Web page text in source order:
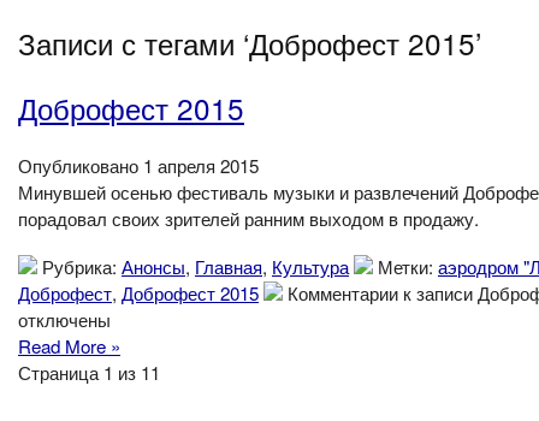
Записи с тегами ‘Доброфест 2015’
Доброфест 2015
Опубликовано 1 апреля 2015
Минувшей осенью фестиваль музыки и развлечений
порадовал своих зрителей ранним выходом в продажу.
Рубрика: Анонсы, Главная, Культура Метки: аэродром
Доброфест, Доброфест 2015 Комментарии к записи
отключены
Read More »
Страница 1 из 11